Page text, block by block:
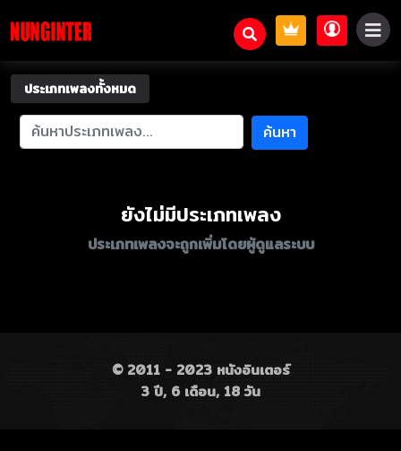
ประเภทเพลงทั้งหมด
ค้นหา
ยังไม่มีประเภทเพลง
ประเภทเพลงจะถูกเพิ่มโดยผู้ดูแลระบบ
© 2011 - 2023 หนังอินเตอร์
3 ปี, 6 เดือน, 18 วัน